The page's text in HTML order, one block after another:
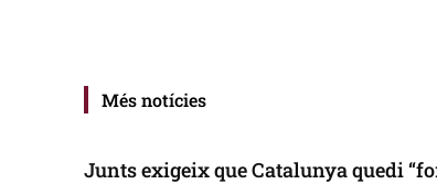
Més notícies
Junts exigeix que Catalunya quedi